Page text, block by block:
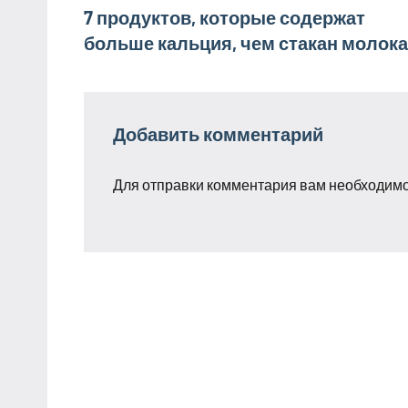
Навигация
по
7 продуктов, которые содержат
больше кальция, чем стакан молока
Добавить комментарий
Для отправки комментария вам